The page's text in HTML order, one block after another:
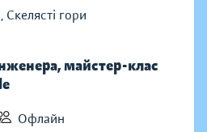
Скелясті гори
майстер-клас
Офлайн